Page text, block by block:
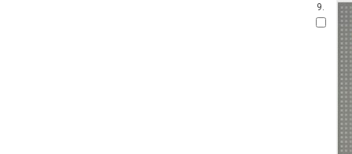
9.